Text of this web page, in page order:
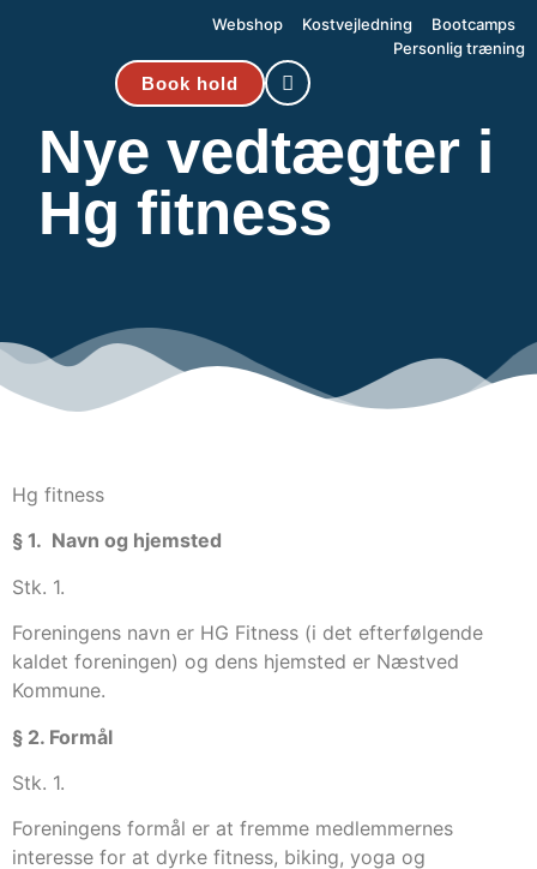
Webshop Kostvejledning
Bootcamps
Personlig træning
Book hold
Nye vedtægter i
Hg fitness
Hg fitness
§ 1. Navn og hjemsted
Stk. 1.
Foreningens navn er HG Fitness (i det efterfølgende
kaldet foreningen) og dens hjemsted er Næstved
Kommune.
§ 2. Formål
Stk. 1.
Foreningens formål er at fremme medlemmernes
interesse for at dyrke fitness, biking, yoga og